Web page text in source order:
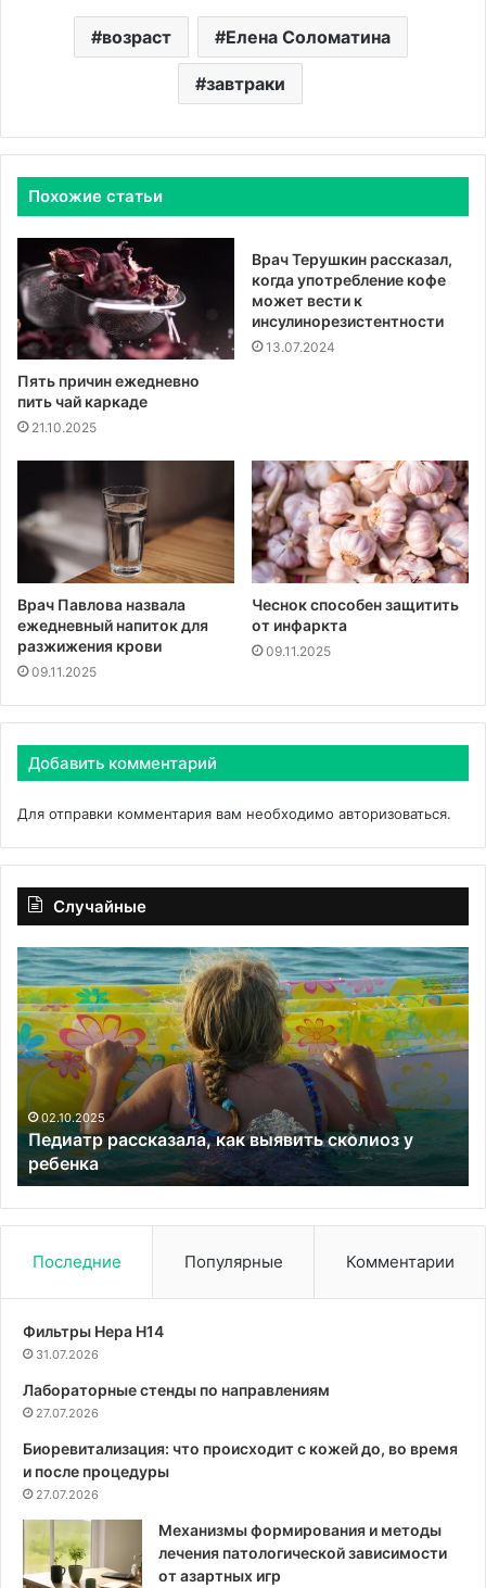
возраст Елена Соломатина
завтраки
Похожие статьи
Пять причин ежедневно
пить чай каркаде
21.10.2025
Врач Терушкин рассказал,
когда употребление кофе
может вести к
инсулинорезистентности
13.07.2024
Врач Павлова назвала
ежедневный напиток для
разжижения крови
09.11.2025
Чеснок способен защитить
от инфаркта
09.11.2025
Добавить комментарий
Для отправки комментария вам необходимо авторизоваться.
Случайные
Педиатр
рассказала,
как
выявить
сколиоз
у
ребенка
02.10.2025
Педиатр рассказала, как выявить сколиоз у
ребенка
«С
и
и
Последние Популярные Комментарии
Фильтры Hepa Н14
31.07.2026
Лабораторные стенды по направлениям
27.07.2026
Биоревитализация: что происходит с кожей до, во время
и после процедуры
27.07.2026
Механизмы формирования и методы
лечения патологической зависимости
от азартных игр